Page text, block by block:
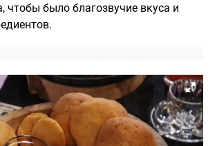
чтобы было благозвучие вкуса и